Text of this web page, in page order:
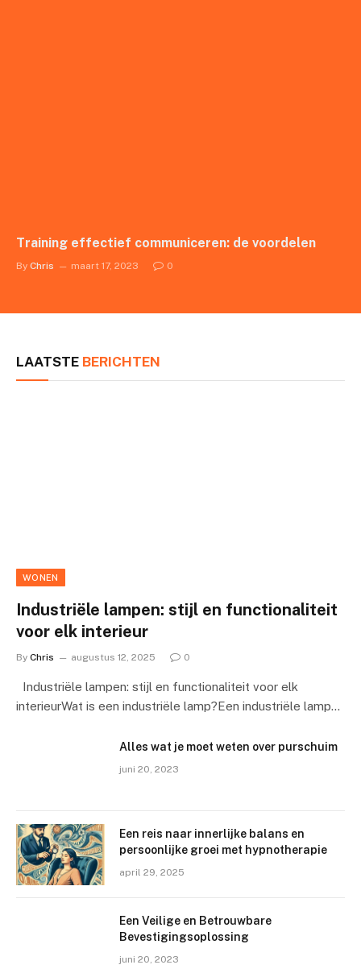
Training effectief communiceren: de voordelen
By Chris maart 17, 2023 0
LAATSTE BERICHTEN
WONEN
Industriële lampen: stijl en functionaliteit
voor elk interieur
By Chris augustus 12, 2025 0
Industriële lampen: stijl en functionaliteit voor elk
interieurWat is een industriële lamp?Een industriële lamp…
Alles wat je moet weten over purschuim
juni 20, 2023
Een reis naar innerlijke balans en
persoonlijke groei met hypnotherapie
april 29, 2025
Een Veilige en Betrouwbare
Bevestigingsoplossing
juni 20, 2023